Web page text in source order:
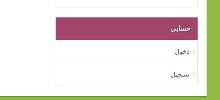
حسابي
دخول
تسجيل